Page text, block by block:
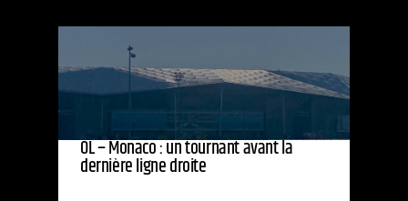
OL – Monaco : un tournant avant la
dernière ligne droite